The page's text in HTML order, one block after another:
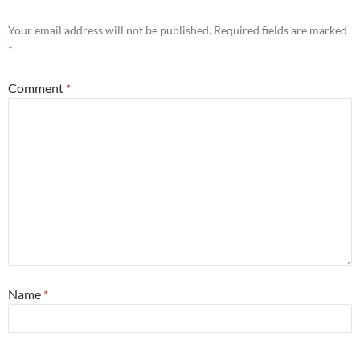
Your email address will not be published. Required fields are marked
*
Comment *
Name *